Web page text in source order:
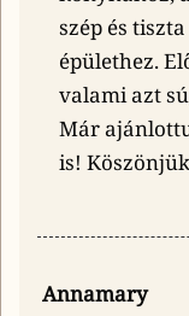
szép és
épülethez.
valami azt
Már
is!
Annamary